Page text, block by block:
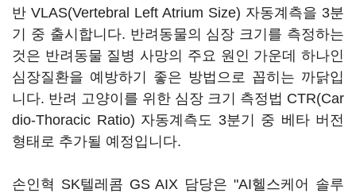
반 VLAS(Vertebral Left Atrium Size) 자동계측을 3분
기 중 출시합니다. 반려동물의 심장 크기를 측정하는
것은 반려동물 질병 사망의 주요 원인 가운데 하나인
심장질환을 예방하기 좋은 방법으로 꼽히는 까닭입
니다. 반려 고양이를 위한 심장 크기 측정법 CTR(Car
dio-Thoracic Ratio) 자동계측도 3분기 중 베타 버전
형태로 추가될 예정입니다.
손인혁 SK텔레콤 GS AIX 담당은 "AI헬스케어 솔루